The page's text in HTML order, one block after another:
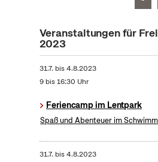
Veranstaltungen für
2023
31.7. bis4.8.2023
9 bis 16:30 Uhr
Feriencamp im Lentpark
Spaß und Abenteuer im
31.7. bis4.8.2023